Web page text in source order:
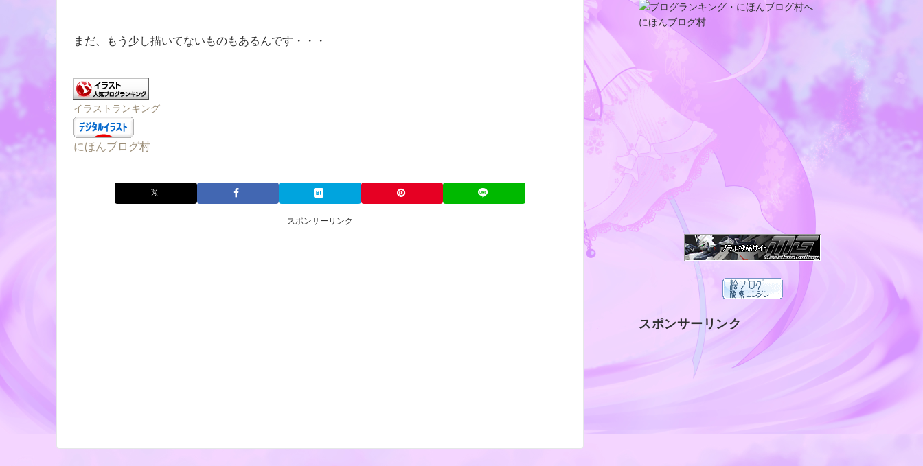
まだ、もう少し描いてないものもあるんです・・・
イラストランキング
にほんブログ村
スポンサーリンク
にほんブログ村
スポンサーリンク